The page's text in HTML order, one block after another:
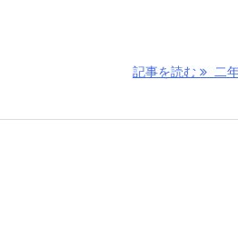
記事を読む 二